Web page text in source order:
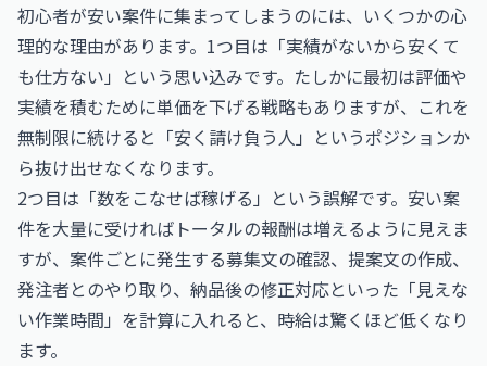
初心者が安い案件に集まってしまうのには、いくつかの心
理的な理由があります。1つ目は「実績がないから安くて
も仕方ない」という思い込みです。たしかに最初は評価や
実績を積むために単価を下げる戦略もありますが、これを
無制限に続けると「安く請け負う人」というポジションか
ら抜け出せなくなります。
2つ目は「数をこなせば稼げる」という誤解です。安い案
件を大量に受ければトータルの報酬は増えるように見えま
すが、案件ごとに発生する募集文の確認、提案文の作成、
発注者とのやり取り、納品後の修正対応といった「見えな
い作業時間」を計算に入れると、時給は驚くほど低くなり
ます。